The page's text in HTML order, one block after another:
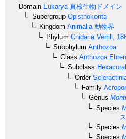
Domain Eukarya 真核生物ドメイン
Supergroup Opisthokonta
Kingdom Animalia 動物界
Phylum Cnidaria Verrill,
Subphylum Anthozoa
Class Anthozoa
Subclass
Order
Family
Genus
Species
Species
Species